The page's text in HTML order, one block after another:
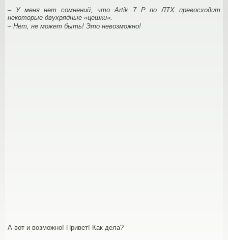
– У меня нет сомнений, что Artik 7 P по ЛТХ превосходит
некоторые двухрядные «цешки».
– Нет, не может быть! Это невозможно!
А вот и возможно! Привет! Как дела?